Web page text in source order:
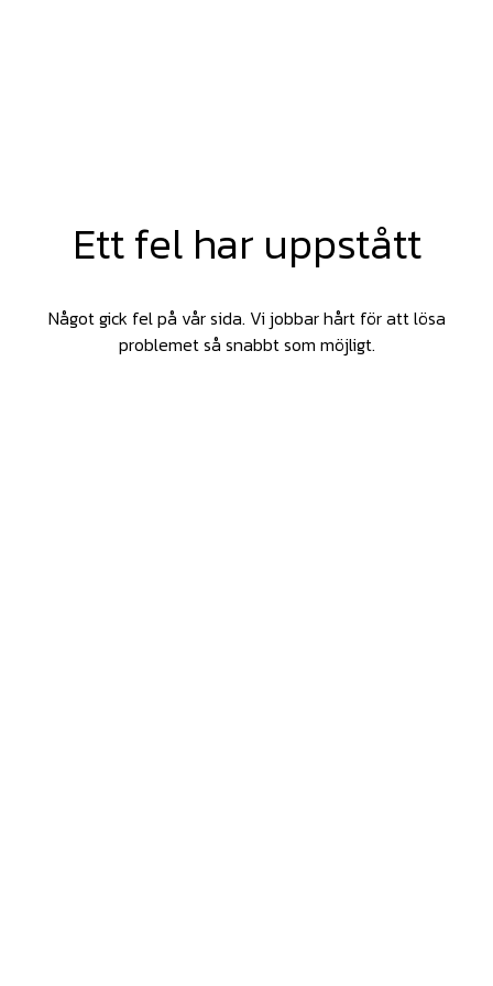
Ett fel har uppstått
Något gick fel på vår sida. Vi jobbar hårt för att lösa
problemet så snabbt som möjligt.